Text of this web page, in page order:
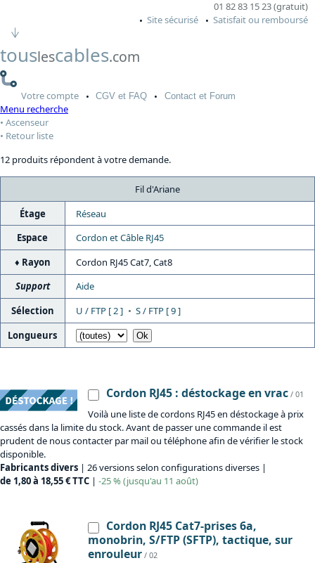
01 82 83 15 23 (gratuit)
Site sécurisé
Satisfait ou remboursé
touslescables.com
Votrecompte CGV et FAQ Contactet Forum
Menu recherche
Ascenseur
Retour liste
12 produits répondent à votre demande.
Fil d'Ariane
Étage
Réseau
Espace
Cordon et Câble RJ45
Rayon
Cordon RJ45 Cat7, Cat8
Support
Aide
Sélection
U / FTP [ 2 ]
S / FTP [ 9 ]
Longueurs
Cordon RJ45 : déstockage en vrac / 01
Voilà une liste de cordons RJ45 en déstockage à prix
cassés dans la limite du stock. Avant de passer une commande il est
prudent de nous contacter par mail ou téléphone afin de vérifier le stock
disponible.
Fabricants divers | 26 versions selon configurations diverses |
de 1,80 à 18,55 € TTC | -25 % (jusqu'au 11 août)
Cordon RJ45 Cat7-prises 6a,
monobrin, S/FTP (SFTP), tactique, sur
enrouleur / 02